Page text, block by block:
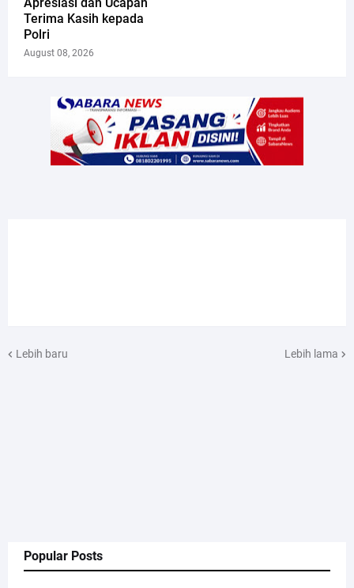
Popular Posts
Apresiasi dan Ucapan
Terima Kasih kepada
Polri
August 08, 2026
Lebih baru Lebih lama